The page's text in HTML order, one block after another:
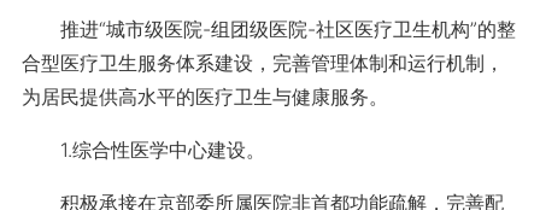
推进“城市级医院-组团级医院-社区医疗卫生机构”的整
合型医疗卫生服务体系建设，完善管理体制和运行机制，
为居民提供高水平的医疗卫生与健康服务。
1.综合性医学中心建设。
积极承接在京部委所属医院非首都功能疏解，完善配